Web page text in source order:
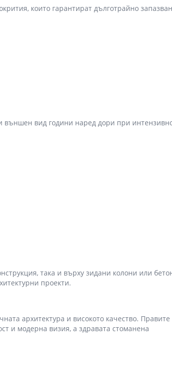
които гарантират дълготрайно
външен вид години наред дори при
така и върху зидани колони или
проекти.
архитектура и високото качество. Правите
и модерна визия, а здравата стоманена